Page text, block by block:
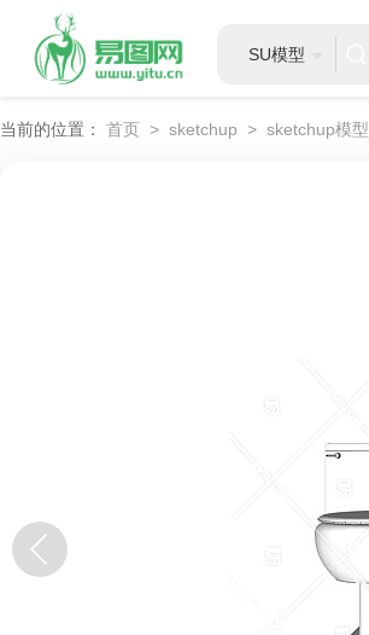
SU模型
当前的位置： 首页 > sketchup > sketchup模型